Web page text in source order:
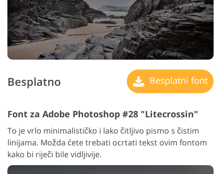
Besplatno Besplatni font
Font za Adobe Photoshop #28 "Litecrossin"
To je vrlo minimalističko i lako čitljivo pismo s čistim
linijama. Možda ćete trebati ocrtati tekst ovim fontom
kako bi riječi bile vidljivije.